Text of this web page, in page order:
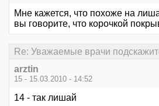
Мне кажется, что похоже на
вы говорите, что корочкой
Re: Уважаемые врачи
arztin
15 - 15.03.2010 - 14:52
14 - так лишай